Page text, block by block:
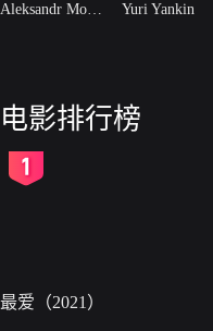
Aleksandr Morozov Yuri Yankin
电影排行榜
最爱（2021）